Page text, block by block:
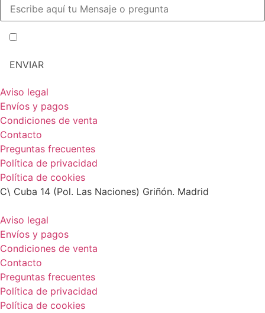
Aviso legal
Envíos y pagos
Condiciones de venta
Contacto
Preguntas frecuentes
Política de privacidad
Política de cookies
C\ Cuba 14 (Pol. Las Naciones) Griñón. Madrid
Aviso legal
Envíos y pagos
Condiciones de venta
Contacto
Preguntas frecuentes
Política de privacidad
Política de cookies